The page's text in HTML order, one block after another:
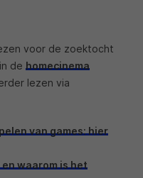
voor de zoektocht
de homecinema
lezen via
van games: hier
waarom is het